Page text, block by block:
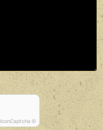
IconCaptcha ©